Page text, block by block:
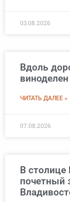
03.08.2026
Вдоль
виноделен
ЧИТАТЬ ДАЛЕЕ »
07.08.2026
В столице
почетный